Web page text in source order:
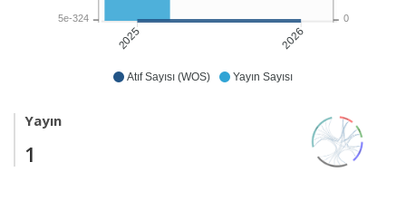
Atıf Sayısı (WOS) Yayın Sayısı
2025 2026
0
5e-324
Yayın
1